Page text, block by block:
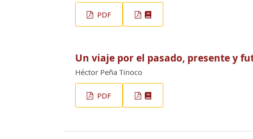
PDF
Un viaje por el pasado, presente y
Héctor Peña Tinoco
PDF